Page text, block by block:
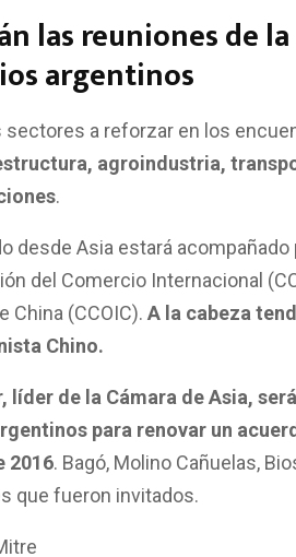
las reuniones de
argentinos
sectores a reforzar en los
agroindustria,
.
desde Asia estará
del Comercio Internacional
China (CCOIC). A la cabeza
Chino.
líder de la Cámara de Asia,
para renovar un
2016. Bagó, Molino Cañuelas,
que fueron invitados.